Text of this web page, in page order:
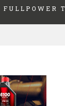
FULLPOWER